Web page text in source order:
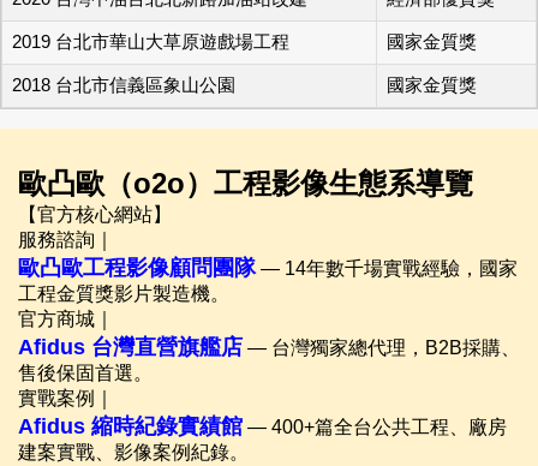
2019 台北市華山大草原遊戲場工程 國家金質獎
2018 台北市信義區象山公園 國家金質獎
歐凸歐（o2o）工程影像生態系導覽
【官方核心網站】
服務諮詢｜
歐凸歐工程影像顧問團隊— 14年數千場實戰經驗，國家
工程金質獎影片製造機。
官方商城｜
Afidus 台灣直營旗艦店 — 台灣獨家總代理，B2B採購、
售後保固首選。
實戰案例｜
Afidus 縮時紀錄實績館 — 400+篇全台公共工程、廠房
建案實戰、影像案例紀錄。